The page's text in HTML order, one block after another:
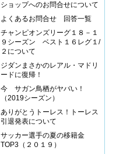
ショップへのお問合せについて
よくあるお問合せ 回答一覧
チャンピオンズリーグ１８－１
９シーズン ベスト１６レグ１/
２について
ジダンまさかのレアル・マドリ
ードに復帰！
今 サガン鳥栖がヤバい！
（2019シーズン）
ありがとうトーレス！トーレス
引退発表について
サッカー選手の夏の移籍金
TOP3（２０１９）